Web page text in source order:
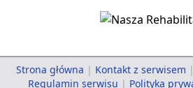
Strona główna | Kontakt z serwisem |
Regulamin serwisu | Polityka